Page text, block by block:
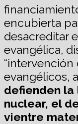
encubierta
desacreditar
evangélica,
“intervención
evangélicos,
defienden
nuclear, el
vientre